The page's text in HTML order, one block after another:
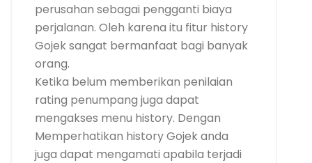
perusahan sebagai pengganti biaya
perjalanan. Oleh karena itu fitur history
Gojek sangat bermanfaat bagi banyak
orang.
Ketika belum memberikan penilaian
rating penumpang juga dapat
mengakses menu history. Dengan
Memperhatikan history Gojek anda
juga dapat mengamati apabila terjadi